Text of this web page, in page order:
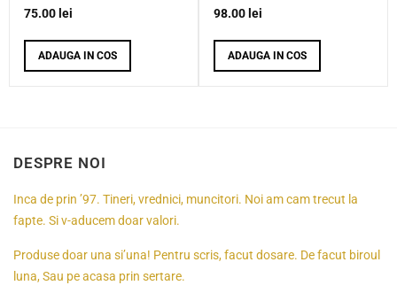
75.00 lei
ADAUGA IN COS
98.00 lei
ADAUGA IN COS
DESPRE NOI
Inca de prin ’97. Tineri, vrednici, muncitori. Noi am cam trecut la
fapte. Si v-aducem doar valori.
Produse doar una si’una! Pentru scris, facut dosare. De facut biroul
luna, Sau pe acasa prin sertare.